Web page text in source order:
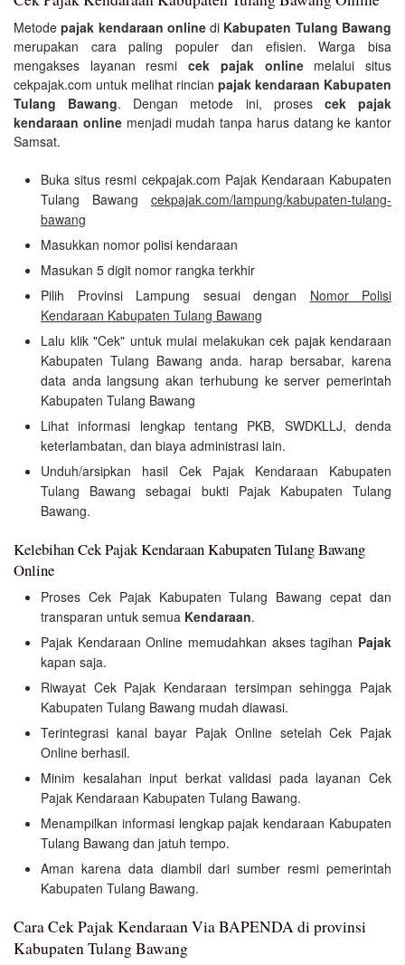
Metodepajak kendaraan onlinedi Kabupaten Tulang Bawang
merupakan cara paling populer dan efisien. Warga bisa
mengakses layanan resmicek pajak onlinemelalui situs
cekpajak.com untuk melihat rincian pajak kendaraan Kabupaten
Tulang Bawang. Dengan metode ini, proses cek pajak
kendaraan onlinemenjadi mudah tanpa harus datang ke kantor
Samsat.
Buka situs resmi cekpajak.com Pajak Kendaraan Kabupaten
Tulang Bawang cekpajak.com/lampung/kabupaten-tulang-
bawang
Masukkan nomor polisi kendaraan
Masukan 5 digit nomor rangka terkhir
Pilih Provinsi Lampung sesuai dengan Nomor Polisi
Kendaraan Kabupaten Tulang Bawang
Lalu klik "Cek" untuk mulai melakukan cek pajak kendaraan
Kabupaten Tulang Bawang anda. harap bersabar, karena
data anda langsung akan terhubung ke server pemerintah
Kabupaten Tulang Bawang
Lihat informasi lengkap tentang PKB, SWDKLLJ, denda
keterlambatan, dan biaya administrasi lain.
Unduh/arsipkan hasil Cek Pajak Kendaraan Kabupaten
Tulang Bawang sebagai bukti Pajak Kabupaten Tulang
Bawang.
Kelebihan Cek Pajak Kendaraan Kabupaten Tulang Bawang
Online
Proses Cek Pajak Kabupaten Tulang Bawang cepat dan
transparan untuk semua Kendaraan.
Pajak Kendaraan Online memudahkan akses tagihan Pajak
kapan saja.
Riwayat Cek Pajak Kendaraan tersimpan sehingga Pajak
Kabupaten Tulang Bawang mudah diawasi.
Terintegrasi kanal bayar Pajak Online setelah Cek Pajak
Online berhasil.
Minim kesalahan input berkat validasi pada layanan Cek
Pajak Kendaraan Kabupaten Tulang Bawang.
Menampilkan informasi lengkap pajak kendaraan Kabupaten
Tulang Bawang dan jatuh tempo.
Aman karena data diambil dari sumber resmi pemerintah
Kabupaten Tulang Bawang.
Cara Cek Pajak Kendaraan Via BAPENDA di provinsi
Kabupaten Tulang Bawang